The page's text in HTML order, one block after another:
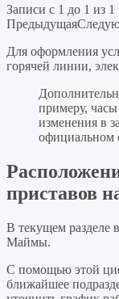
Записи с 1 до 1 из 1
Предыдущая
Для оформления
горячей линии,
примеру,
изменения в
приставов
В текущем разделе
Маймы.
С помощью этой
ближайшее